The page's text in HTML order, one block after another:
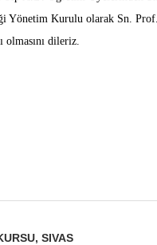
Yönetim Kurulu olarak Sn.
olmasını dileriz.
SIVAS